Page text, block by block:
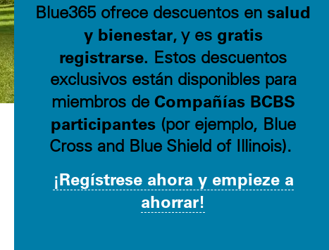
Blue365 ofrece descuentos ensalud
y bienestar, y es gratis
registrarse. Estos descuentos
exclusivos están disponibles para
miembros de Compañías BCBS
participantes(por ejemplo, Blue
Cross and Blue Shield of Illinois).
¡Regístrese ahora y empieze a
ahorrar!